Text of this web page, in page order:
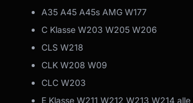
A35 A45 A45s AMG W177
C Klasse W203 W205 W206
CLS W218
CLK W208 W09
CLC W203
E Klasse W211 W212 W213 W214